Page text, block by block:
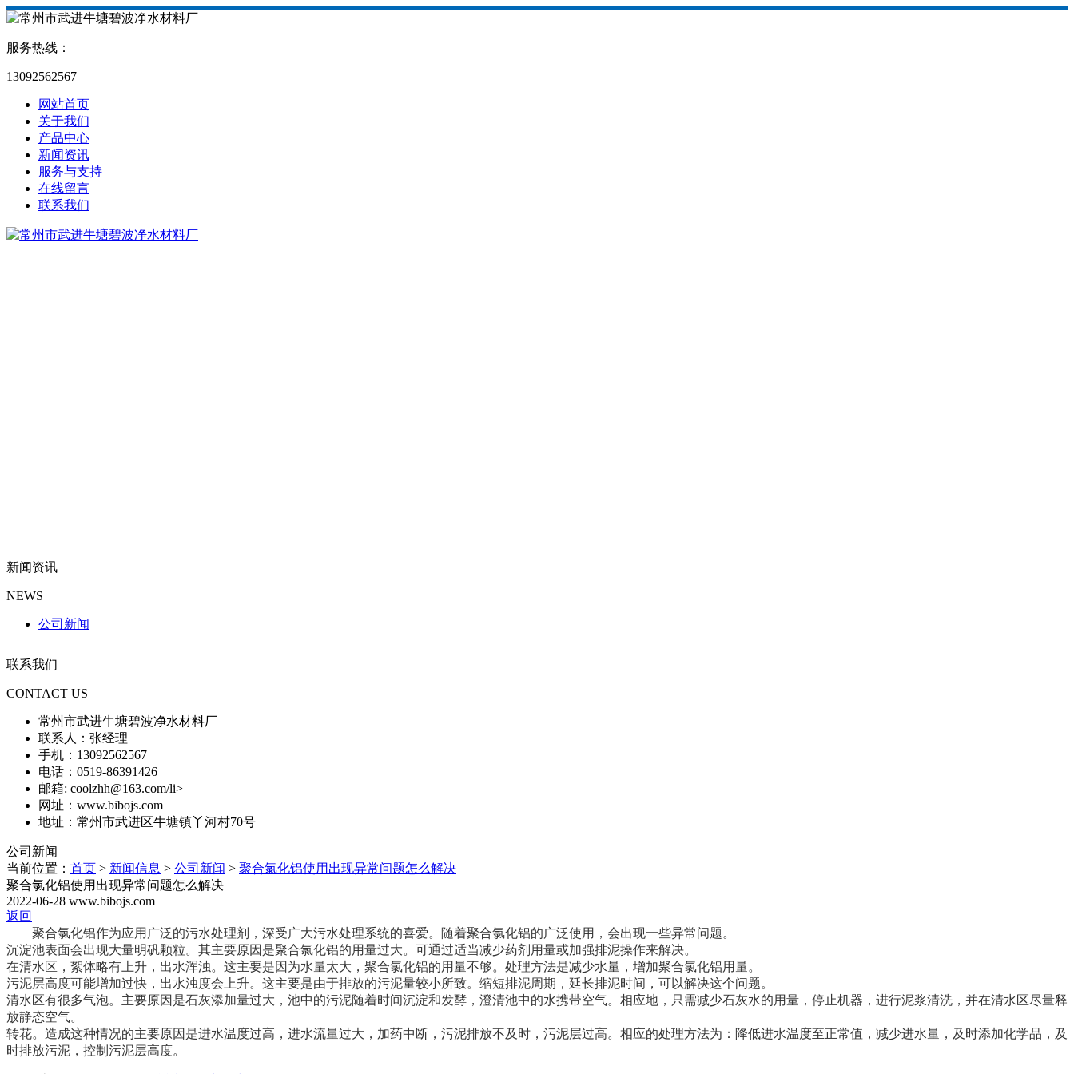
服务热线：
13092562567
网站首页
关于我们
产品中心
新闻资讯
服务与支持
在线留言
联系我们
新闻资讯
NEWS
公司新闻
联系我们
CONTACT US
常州市武进牛塘碧波净水材料厂
联系人：张经理
手机：13092562567
电话：0519-86391426
邮箱: coolzhh@163.com/li>
网址：www.bibojs.com
地址：常州市武进区牛塘镇丫河村70号
公司新闻
当前位置： 首页 > 新闻信息 > 公司新闻 > 聚合氯化铝使用出现异常问题怎么解决
聚合氯化铝使用出现异常问题怎么解决
2022-06-28 www.bibojs.com
返回
聚合氯化铝作为应用广泛的污水处理剂，深受广大污水处理系统的喜爱。随着聚合氯化铝的广泛使用，会出现一些异常问题。
沉淀池表面会出现大量明矾颗粒。其主要原因是聚合氯化铝的用量过大。可通过适当减少药剂用量或加强排泥操作来解决。
在清水区，絮体略有上升，出水浑浊。这主要是因为水量太大，聚合氯化铝的用量不够。处理方法是减少水量，增加聚合氯化铝用量。
污泥层高度可能增加过快，出水浊度会上升。这主要是由于排放的污泥量较小所致。缩短排泥周期，延长排泥时间，可以解决这个问题。
清水区有很多气泡。主要原因是石灰添加量过大，池中的污泥随着时间沉淀和发酵，澄清池中的水携带空气。相应地，只需减少石灰水的用量，停止机器，进行泥浆清洗，并在清水区尽量释
放静态空气。
转花。造成这种情况的主要原因是进水温度过高，进水流量过大，加药中断，污泥排放不及时，污泥层过高。相应的处理方法为：降低进水温度至正常值，减少进水量，及时添加化学品，及
时排放污泥，控制污泥层高度。